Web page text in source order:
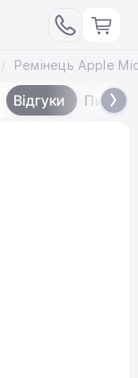
Відгуки